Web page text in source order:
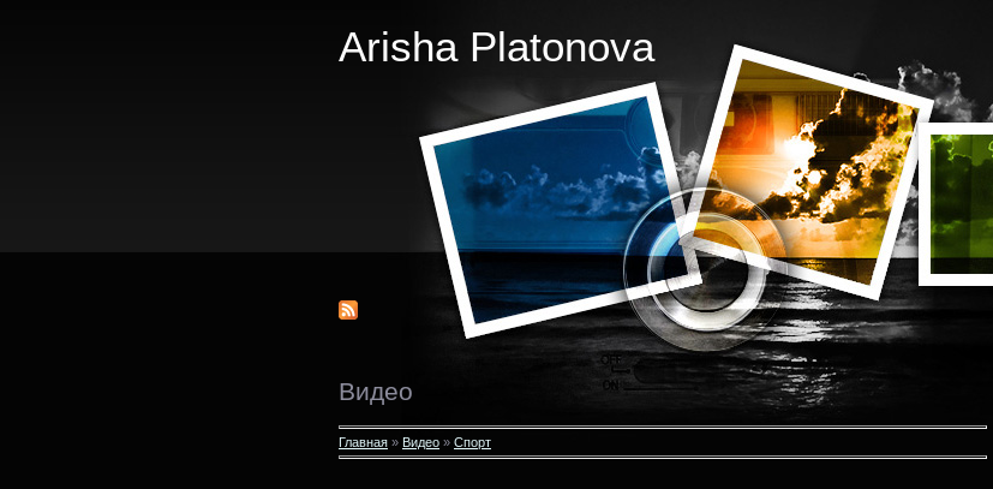
Arisha Platonova
Видео
Главная » Видео » Спорт